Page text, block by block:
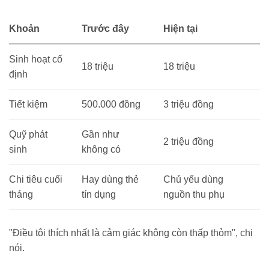
Khoản Trước đây Hiện tại
Sinh hoạt cố
định
18 triệu 18 triệu
Tiết kiệm 500.000 đồng 3 triệu đồng
Quỹ phát
sinh
Gần như
không có
2 triệu đồng
Chi tiêu cuối
tháng
Hay dùng thẻ
tín dụng
Chủ yếu dùng
nguồn thu phụ
"Điều tôi thích nhất là cảm giác không còn thấp thỏm", chị
nói.